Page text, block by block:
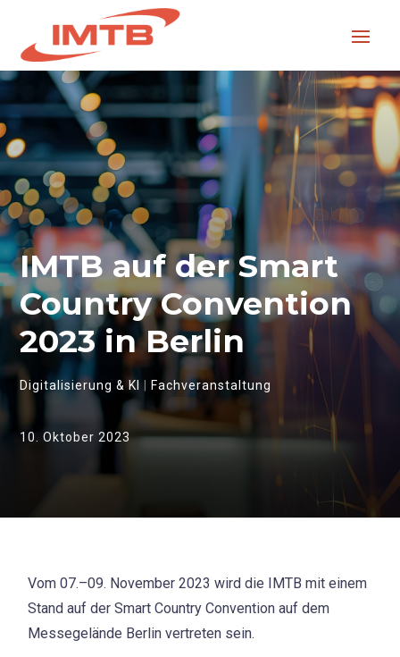
IMTB auf der Smart
Country Convention
2023 in Berlin
Digitalisierung & KI Fachveranstaltung
10. Oktober 2023
Vom 07.–09. November 2023 wird die IMTB mit einem
Stand auf der Smart Country Convention auf dem
Messegelände Berlin vertreten sein.